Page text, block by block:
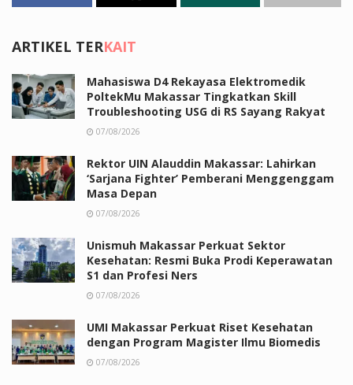
ARTIKEL TERKAIT
Mahasiswa D4 Rekayasa Elektromedik
PoltekMu Makassar Tingkatkan Skill
Troubleshooting USG di RS Sayang Rakyat
07/08/2026
Rektor UIN Alauddin Makassar: Lahirkan
‘Sarjana Fighter’ Pemberani Menggenggam
Masa Depan
07/08/2026
Unismuh Makassar Perkuat Sektor
Kesehatan: Resmi Buka Prodi Keperawatan
S1 dan Profesi Ners
07/08/2026
UMI Makassar Perkuat Riset Kesehatan
dengan Program Magister Ilmu Biomedis
07/08/2026